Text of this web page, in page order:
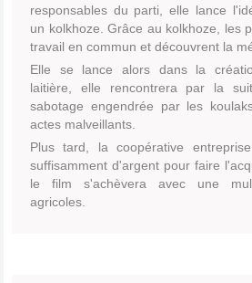
responsables du parti, elle lance
un kolkhoze. Grâce au kolkhoze, les
travail en commun et découvrent la
Elle se lance alors dans la
laitière, elle rencontrera par la
sabotage engendrée par les
actes malveillants.
Plus tard, la coopérative
suffisamment d'argent pour faire
le film s'achèvera avec une
agricoles.